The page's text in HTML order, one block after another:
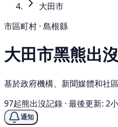
大田市
市區町村 · 島根縣
大田市黑熊出
基於政府機構、新聞媒體和社
97起熊出沒記錄 · 最後更新: 2
通知